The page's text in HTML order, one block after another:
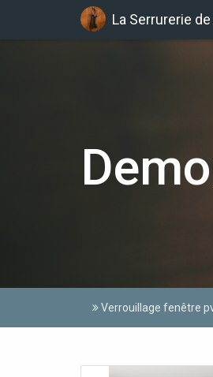
La Serrurerie
Verrouillage fenêtre